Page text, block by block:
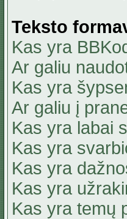
Teksto
Kas yra
Ar galiu
Kas yra
Ar galiu į
Kas yra labai
Kas yra
Kas yra
Kas yra
Kas yra temų